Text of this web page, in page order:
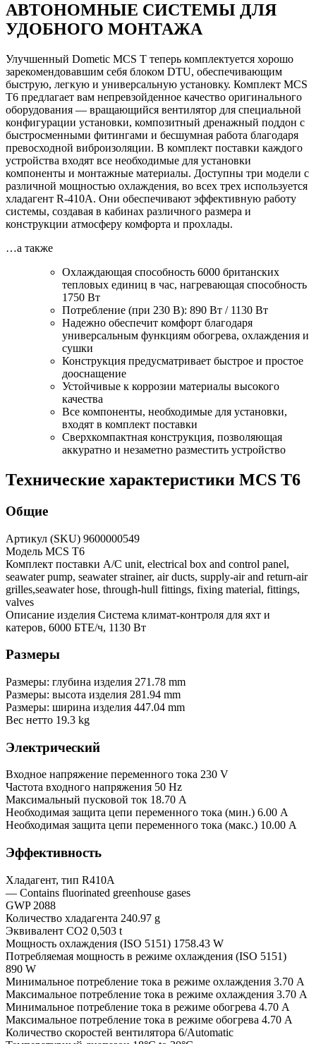
АВТОНОМНЫЕ СИСТЕМЫ ДЛЯ
УДОБНОГО МОНТАЖА
Улучшенный Dometic MCS T теперь комплектуется хорошо
зарекомендовавшим себя блоком DTU, обеспечивающим
быструю, легкую и универсальную установку. Комплект MCS
T6 предлагает вам непревзойденное качество оригинального
оборудования — вращающийся вентилятор для специальной
конфигурации установки, композитный дренажный поддон с
быстросменными фитингами и бесшумная работа благодаря
превосходной виброизоляции. В комплект поставки каждого
устройства входят все необходимые для установки
компоненты и монтажные материалы. Доступны три модели с
различной мощностью охлаждения, во всех трех используется
хладагент R-410A. Они обеспечивают эффективную работу
системы, создавая в кабинах различного размера и
конструкции атмосферу комфорта и прохлады.
…а также
Охлаждающая способность 6000 британских
тепловых единиц в час, нагревающая способность
1750 Вт
Потребление (при 230 В): 890 Вт / 1130 Вт
Надежно обеспечит комфорт благодаря
универсальным функциям обогрева, охлаждения и
сушки
Конструкция предусматривает быстрое и простое
дооснащение
Устойчивые к коррозии материалы высокого
качества
Все компоненты, необходимые для установки,
входят в комплект поставки
Сверхкомпактная конструкция, позволяющая
аккуратно и незаметно разместить устройство
Технические характеристики MCS T6
Общие
Артикул (SKU) 9600000549
Модель MCS T6
Комплект поставки A/C unit, electrical box and control panel,
seawater pump, seawater strainer, air ducts, supply-air and return-air
grilles,seawater hose, through-hull fittings, fixing material, fittings,
valves
Описание изделия Система климат-контроля для яхт и
катеров, 6000 БТЕ/ч, 1130 Вт
Размеры
Размеры: глубина изделия 271.78 mm
Размеры: высота изделия 281.94 mm
Размеры: ширина изделия 447.04 mm
Вес нетто 19.3 kg
Электрический
Входное напряжение переменного тока 230 V
Частота входного напряжения 50 Hz
Максимальный пусковой ток 18.70 A
Необходимая защита цепи переменного тока (мин.) 6.00 A
Необходимая защита цепи переменного тока (макс.) 10.00 A
Эффективность
Хладагент, тип R410A
— Contains fluorinated greenhouse gases
GWP 2088
Количество хладагента 240.97 g
Эквивалент CO2 0,503 t
Мощность охлаждения (ISO 5151) 1758.43 W
Потребляемая мощность в режиме охлаждения (ISO 5151)
890 W
Минимальное потребление тока в режиме охлаждения 3.70 A
Максимальное потребление тока в режиме охлаждения 3.70 A
Минимальное потребление тока в режиме обогрева 4.70 A
Максимальное потребление тока в режиме обогрева 4.70 A
Количество скоростей вентилятора 6/Automatic